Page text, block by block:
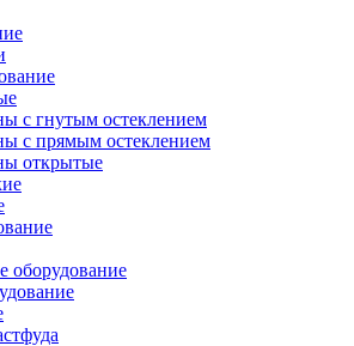
с гнутым остеклением
с прямым остеклением
открытые
оборудование